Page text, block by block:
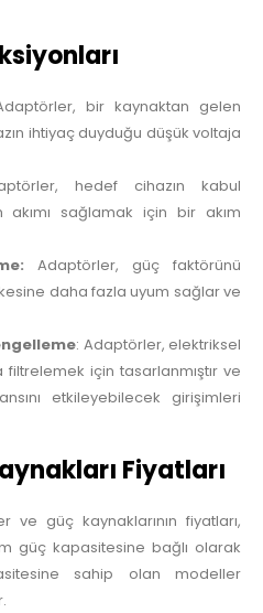
bir kaynaktan gelen
ihtiyaç duyduğu düşük voltaja
hedef cihazın kabul
sağlamak için bir akım
Adaptörler, güç faktörünü
daha fazla uyum sağlar ve
: Adaptörler, elektriksel
için tasarlanmıştır ve
etkileyebilecek girişimleri
Fiyatları
ve güç kaynaklarının fiyatları,
güç kapasitesine bağlı olarak
sahip olan modeller